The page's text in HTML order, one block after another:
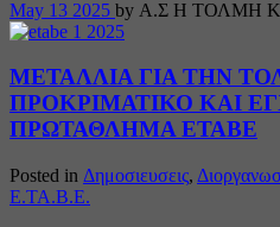
May 13 2025 by Α.Σ Η ΤΟΛΜΗ
ΜΕΤΑΛΛΙΑ ΓΙΑ ΤΗΝ
ΠΡΟΚΡΙΜΑΤΙΚΟ ΚΑΙ
ΠΡΩΤΑΘΛΗΜΑ ΕΤΑΒΕ
Posted in Δημοσιευσεις,
Ε.ΤΑ.Β.Ε.